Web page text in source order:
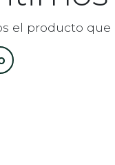
el producto que